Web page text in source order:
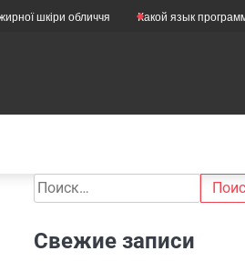
обличчя Какой язык
Найти:
Свежие записи